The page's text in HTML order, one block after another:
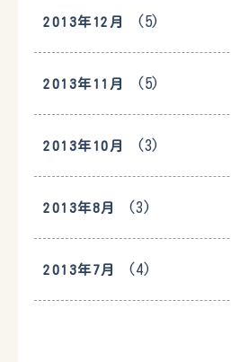
2013年12月 (5)
2013年11月 (5)
2013年10月 (3)
2013年8月 (3)
2013年7月 (4)